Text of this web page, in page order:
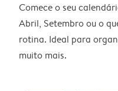
Comece o seu
Abril, Setembro ou o
rotina. Ideal para
muito mais.